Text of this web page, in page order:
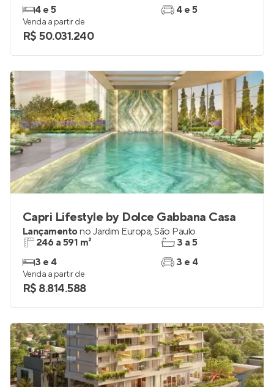
4 e 5 4 e 5
Venda a partir de
R$ 50.031.240
Capri Lifestyle by Dolce Gabbana Casa
Lançamentono Jardim Europa,São Paulo
246 a 591 m²
3 e 4
3 a 5
3 e 4
Venda a partir de
R$ 8.814.588